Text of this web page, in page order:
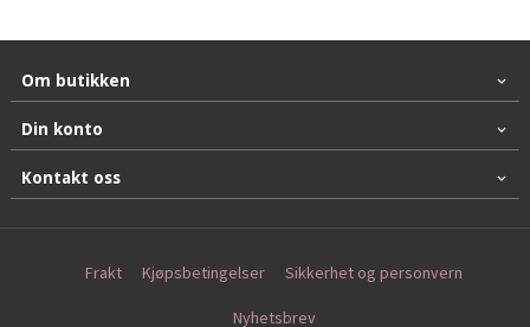
Om butikken
Din konto
Kontakt oss
Frakt Kjøpsbetingelser Sikkerhet og personvern
Nyhetsbrev